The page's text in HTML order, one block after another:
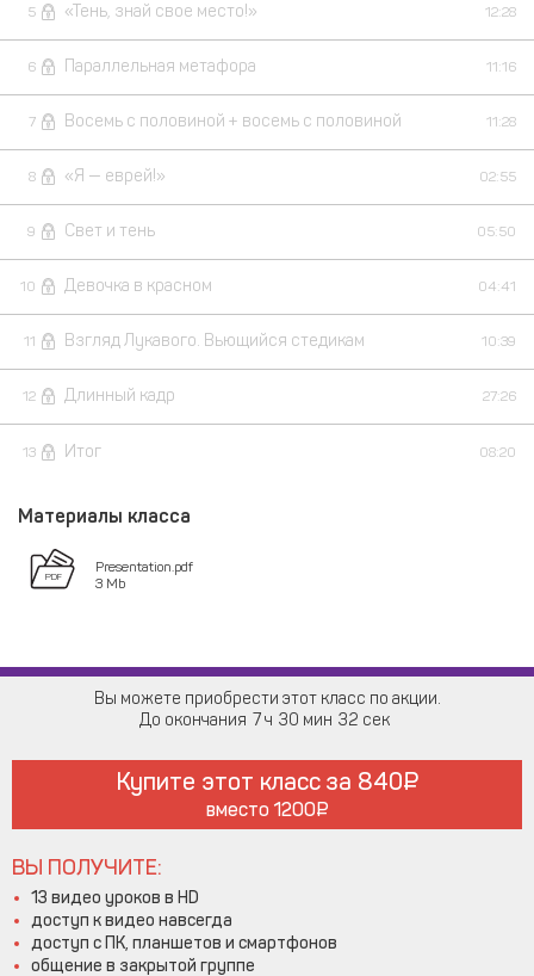
5 «Тень, знай свое место!» 12:28
6 Параллельная метафора 11:16
7 Восемь с половиной + восемь с половиной 11:28
8 «Я — еврей!» 02:55
9 Свет и тень 05:50
10 Девочка в красном 04:41
11 Взгляд Лукавого. Вьющийся стедикам 10:39
12 Длинный кадр 27:26
13 Итог 08:20
Материалы класса
Presentation.pdf
3 Mb
Вы можете приобрести этот класс по акции.
До окончания 7 30 31
Купите этот класс за 840
вместо 1200
ВЫ ПОЛУЧИТЕ:
13 видео уроков в HD
доступ к видео навсегда
доступ с ПК, планшетов и смартфонов
общение в закрытой группе